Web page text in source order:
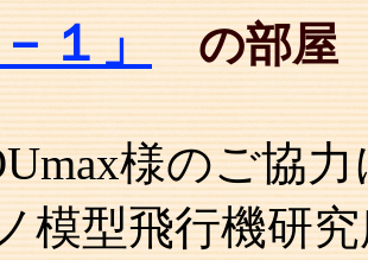
１」 の部屋
様のご協
模型飛行機研